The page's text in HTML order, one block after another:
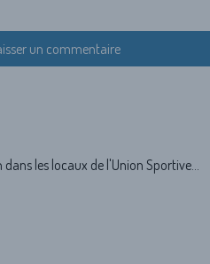
un commentaire
les locaux de l'Union Sportive...